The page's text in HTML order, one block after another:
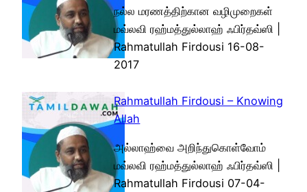
நல்ல மரணத்திற்கான வழிமுறைகள்
மவ்லவி ரஹ்மத்துல்லாஹ் ஃபிர்தவ்ஸி |
Rahmatullah Firdousi 16-08-
2017
Rahmatullah Firdousi – Knowing
Allah
அல்லாஹ்வை அறிந்துகொள்வோம்
மவ்லவி ரஹ்மத்துல்லாஹ் ஃபிர்தவ்ஸி |
Rahmatullah Firdousi 07-04-